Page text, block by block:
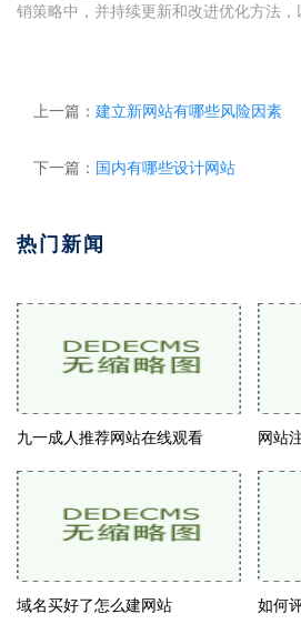
销策略中，并持续更新和改进优化方法，
上一篇： 建立新网站有哪些风险因素
下一篇： 国内有哪些设计网站
热门新闻
九一成人推荐网站在线观看 网站
域名买好了怎么建网站 如何